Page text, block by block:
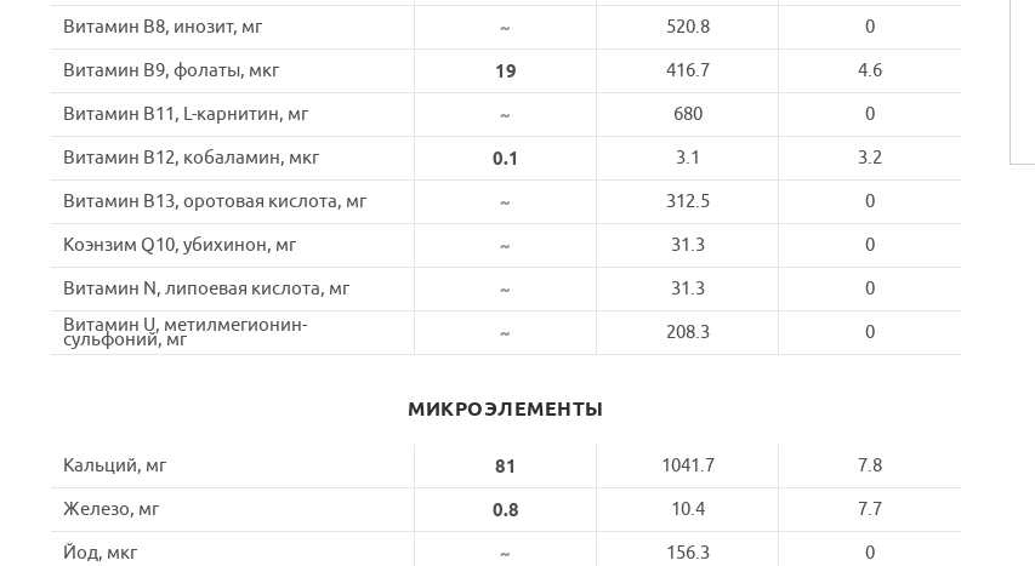
Витамин B8, инозит, мг
~ 520.8
0
Витамин B9, фолаты, мкг
19 416.7
4.6
Витамин B11, L-карнитин, мг
~ 680
0
Витамин B12, кобаламин, мкг
0.1 3.1
3.2
Витамин B13, оротовая кислота, мг
~ 312.5
0
Коэнзим Q10, убихинон, мг
~ 31.3
0
Витамин N, липоевая кислота, мг
~ 31.3
0
Витамин U, метилмегионин-
сульфоний, мг ~ 208.3 0
МИКРОЭЛЕМЕНТЫ
Кальций, мг 81 1041.7
7.8
Железо, мг
0.8 10.4
7.7
Йод, мкг
~ 156.3
0